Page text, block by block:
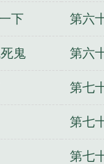
下 第六
鬼 第六
我们
第七
第七
第七